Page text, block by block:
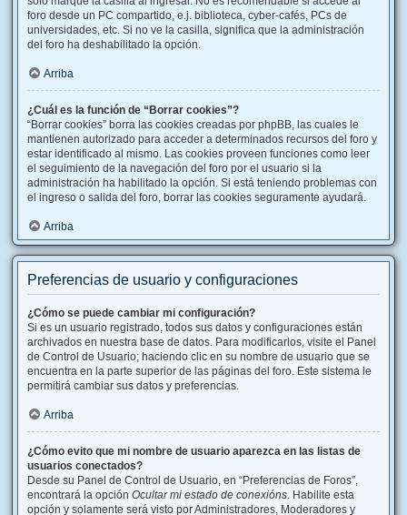
foro desde un PC compartido, e.j. biblioteca, cyber-cafés, PCs de
universidades, etc. Si no ve la casilla, significa que la administración
del foro ha deshabilitado la opción.
Arriba
¿Cuál es la función de “Borrar cookies”?
“Borrar cookies” borra las cookies creadas por phpBB, las cuales le
mantienen autorizado para acceder a determinados recursos del foro y
estar identificado al mismo. Las cookies proveen funciones como leer
el seguimiento de la navegación del foro por el usuario si la
administración ha habilitado la opción. Si está teniendo problemas con
el ingreso o salida del foro, borrar las cookies seguramente ayudará.
Arriba
Preferencias de usuario y configuraciones
¿Cómo se puede cambiar mi configuración?
Si es un usuario registrado, todos sus datos y configuraciones están
archivados en nuestra base de datos. Para modificarlos, visite el Panel
de Control de Usuario; haciendo clic en su nombre de usuario que se
encuentra en la parte superior de las páginas del foro. Este sistema le
permitirá cambiar sus datos y preferencias.
Arriba
¿Cómo evito que mi nombre de usuario aparezca en las listas de
usuarios conectados?
Desde su Panel de Control de Usuario, en “Preferencias de Foros”,
encontrará la opción Ocultar mi estado de conexións. Habilite esta
opción y solamente será visto por Administradores, Moderadores y